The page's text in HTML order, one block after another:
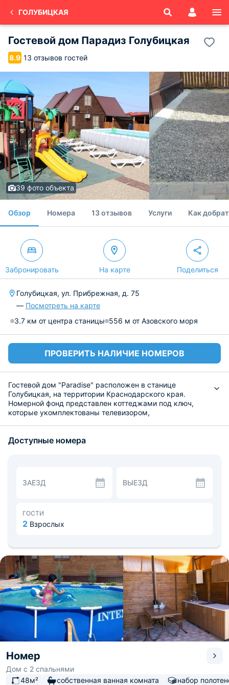
ГОЛУБИЦКАЯ
Гостевой дом Парадиз Голубицкая
8.9 13 отзывов гостей
39 фото объекта
Обзор Номера 13 отзывов Услуги Как
Забронировать На карте Поделиться
Голубицкая, ул. Прибрежная, д. 75
— Посмотреть на карте
3.7 км от центра станицы 556 м от Азовского моря
ПРОВЕРИТЬ НАЛИЧИЕ НОМЕРОВ
Гостевой дом "Paradise" расположен в станице
Голубицкая, на территории Краснодарского края.
Номерной фонд представлен коттеджами под ключ,
которые укомплектованы телевизором,
всему отелю доступен бесплатный интернет Wi-Fi.
На территории имеются различны плавательные
В непосредственной близости находится Азовское
море, река Кубань и горный склон "Тиздар". Аэропорт
Доступные номера
ЗАЕЗД ВЫЕЗД
ГОСТИ
2 Взрослых
Номер
Дом с 2 спальнями
48м²
собственная ванная комната набор